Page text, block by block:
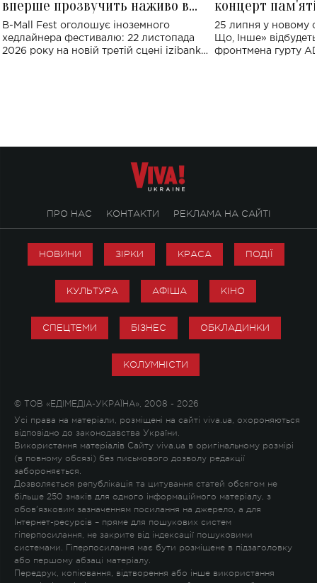
вперше прозвучить наживо в
Україні: де відбудеться концерт
B-Mall Fest оголошує іноземного
хедлайнера фестивалю: 22 листопада
2026 року на новій третій сцені izibank
концерт
Клименка:
виконають
25 липня у новому
Що, Інше»
фронтмена гурту
ПРО НАС КОНТАКТИ РЕКЛАМА НА САЙТІ
НОВИНИ ЗІРКИ КРАСА ПОДІЇ
КУЛЬТУРА АФІША КІНО
СПЕЦТЕМИ БІЗНЕС ОБКЛАДИНКИ
КОЛУМНІСТИ
© ТОВ «ЕДІМЕДІА-УКРАЇНА», 2008 - 2026
Усі права на матеріали, розміщені на сайті viva.ua, охороняються
відповідно до законодавства України.
Використання матеріалів Сайту viva.ua в оригінальному розмірі
(в повному обсязі) без письмового дозволу редакції
забороняється.
Дозволяється републікація та цитування статей обсягом не
більше 250 знаків для одного інформаційного матеріалу, з
обов'язковим зазначенням посилання на джерело, а для
Інтернет-ресурсів – пряме для пошукових систем
гіперпосилання, не закрите від індексації пошуковими
системами. Гіперпосилання має бути розміщене в підзаголовку
або першому абзаці матеріалу.
Передрук, копіювання, відтворення або інше використання